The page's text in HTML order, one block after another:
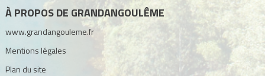
À PROPOS DE GRANDANGOULÊME
www.grandangouleme.fr
Mentions légales
Plan du site